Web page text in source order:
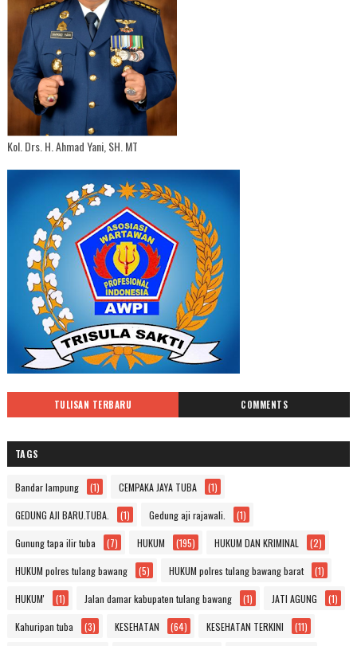
Kol. Drs. H. Ahmad Yani, SH. MT
TULISAN TERBARU COMMENTS
TAGS
Bandar lampung (1) CEMPAKA JAYA TUBA (1)
GEDUNG AJI BARU.TUBA. (1) Gedung aji rajawali. (1)
Gunung tapa ilir tuba (7) HUKUM (195) HUKUM DAN KRIMINAL (2)
HUKUM polres tulang bawang (5) HUKUM polres tulang bawang barat (1)
HUKUM' (1) Jalan damar kabupaten tulang bawang (1) JATI AGUNG (1)
Kahuripan tuba (3) KESEHATAN (64) KESEHATAN TERKINI (11)